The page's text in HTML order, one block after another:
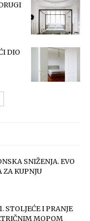
DIO
SNIŽENJA. EVO
ZA KUPNJU
STOLJEĆE I PRANJE
MOPOM